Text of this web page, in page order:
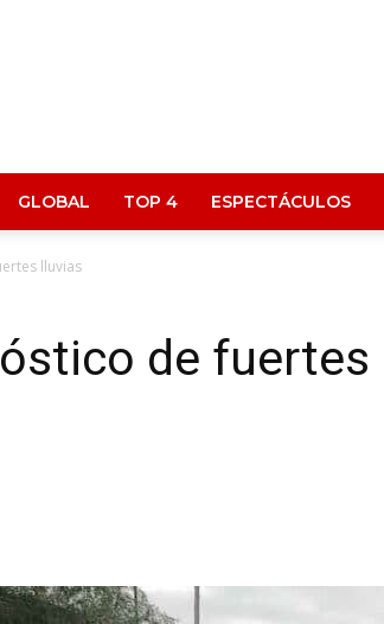
GLOBAL TOP 4 ESPECTÁCULOS
lluvias
de fuertes